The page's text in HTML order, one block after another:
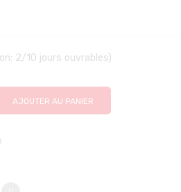
2/10 jours ouvrables)
AJOUTER AU PANIER